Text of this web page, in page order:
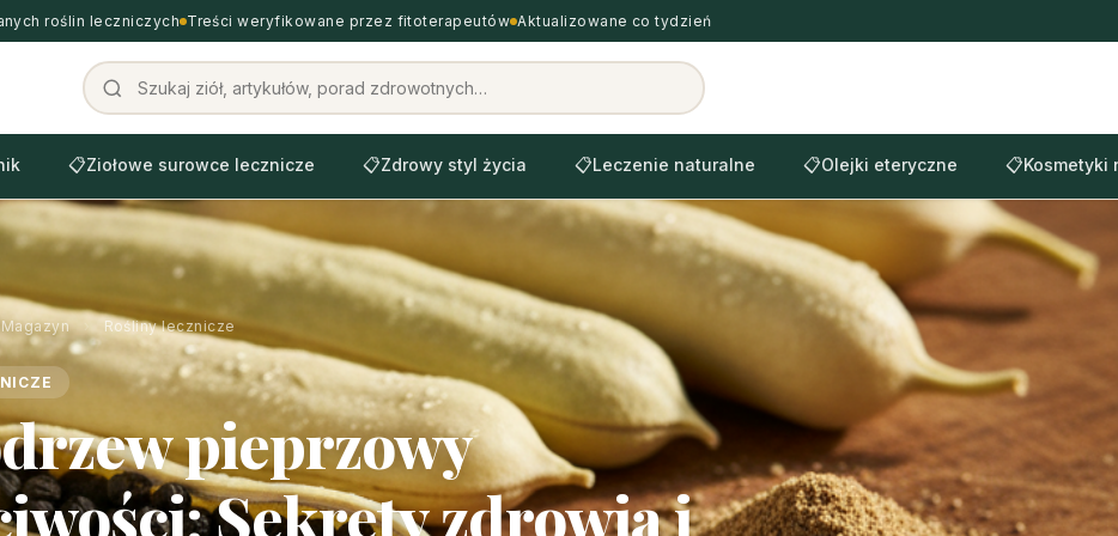
roślin leczniczych Treści weryfikowane przez fitoterapeutów Aktualizowane co tydzień
📋Ziołowe surowce lecznicze 📋Zdrowy styl życia 📋Leczenie naturalne 📋Olejki eteryczne 📋Kosmetyki
Magazyn › Rośliny lecznicze
pieprzowy
Sekrety zdrowia i